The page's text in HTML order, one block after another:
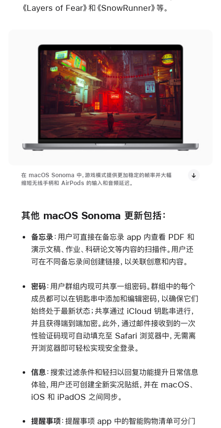
《Layers of Fear》和《SnowRunner》等。
在 macOS Sonoma 中，游戏模式提供更加稳定的帧率并大幅
缩短无线手柄和 AirPods 的输入和音频延迟。
其他 macOS Sonoma 更新包括：
备忘录 ： 用户可直接在备忘录 app 内查看 PDF 和
演示文稿、作业、科研论文等内容的扫描件。用户还
可在不同备忘录间创建链接，以关联创意和内容。
密码： 用户群组内现可共享一组密码。群组中的每个
成员都可以在钥匙串中添加和编辑密码，以确保它们
始终处于最新状态；共享通过 iCloud 钥匙串进行，
并且获得端到端加密。此外，通过邮件接收到的一次
性验证码现可自动填充至 Safari 浏览器中，无需离
开浏览器即可轻松实现安全登录。
信息 ：搜索过滤条件和轻扫以回复功能提升日常信息
体验，用户还可创建全新实况贴纸，并在 macOS、
iOS 和 iPadOS 之间同步。
提醒事项： 提醒事项 app 中的智能购物清单可分门